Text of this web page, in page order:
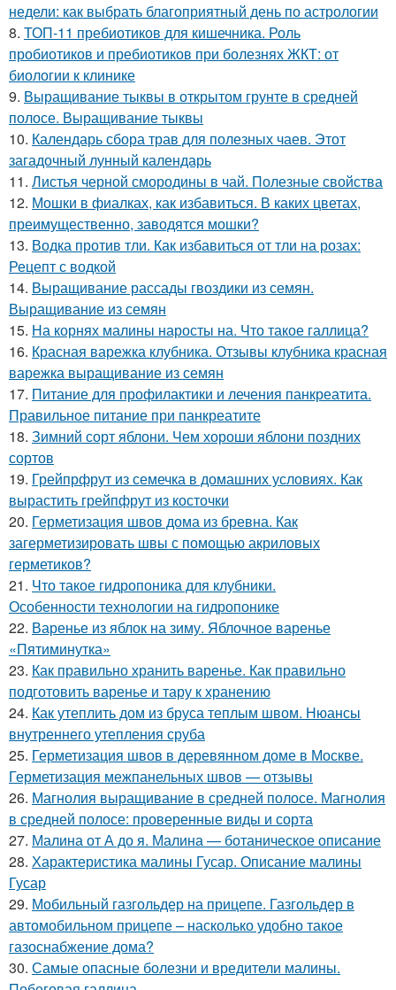
недели: как выбрать благоприятный день по астрологии
8. ТОП-11 пребиотиков для кишечника. Роль
пробиотиков и пребиотиков при болезнях ЖКТ: от
биологии к клинике
9. Выращивание тыквы в открытом грунте в средней
полосе. Выращивание тыквы
10. Календарь сбора трав для полезных чаев. Этот
загадочный лунный календарь
11. Листья черной смородины в чай. Полезные свойства
12. Мошки в фиалках, как избавиться. В каких цветах,
преимущественно, заводятся мошки?
13. Водка против тли. Как избавиться от тли на розах:
Рецепт с водкой
14. Выращивание рассады гвоздики из семян.
Выращивание из семян
15. На корнях малины наросты на. Что такое галлица?
16. Красная варежка клубника. Отзывы клубника красная
варежка выращивание из семян
17. Питание для профилактики и лечения панкреатита.
Правильное питание при панкреатите
18. Зимний сорт яблони. Чем хороши яблони поздних
сортов
19. Грейпрфрут из семечка в домашних условиях. Как
вырастить грейпфрут из косточки
20. Герметизация швов дома из бревна. Как
загерметизировать швы с помощью акриловых
герметиков?
21. Что такое гидропоника для клубники.
Особенности технологии на гидропонике
22. Варенье из яблок на зиму. Яблочное варенье
«Пятиминутка»
23. Как правильно хранить варенье. Как правильно
подготовить варенье и тару к хранению
24. Как утеплить дом из бруса теплым швом. Нюансы
внутреннего утепления сруба
25. Герметизация швов в деревянном доме в Москве.
Герметизация межпанельных швов — отзывы
26. Магнолия выращивание в средней полосе. Магнолия
в средней полосе: проверенные виды и сорта
27. Малина от А до я. Малина — ботаническое описание
28. Характеристика малины Гусар. Описание малины
Гусар
29. Мобильный газгольдер на прицепе. Газгольдер в
автомобильном прицепе – насколько удобно такое
газоснабжение дома?
30. Самые опасные болезни и вредители малины.